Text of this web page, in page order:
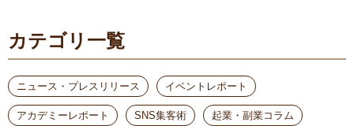
カテゴリ一覧
ニュース・プレスリリース イベントレポート
アカデミーレポート SNS集客術 起業・副業コラム